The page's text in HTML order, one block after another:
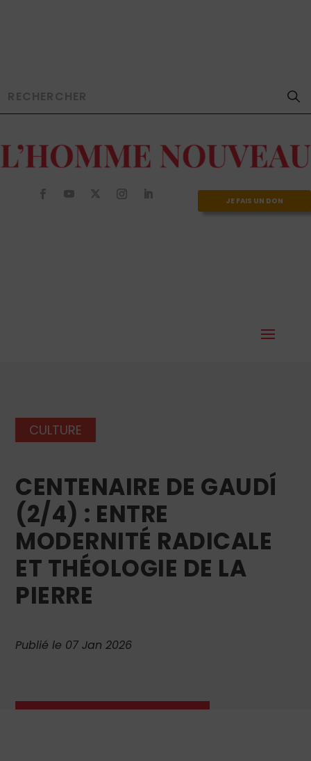
JE FAIS UN DON
CULTURE
CENTENAIRE DE GAUDÍ
(2/4) : ENTRE
MODERNITÉ RADICALE
ET THÉOLOGIE DE LA
PIERRE
Publié le 07 Jan 2026